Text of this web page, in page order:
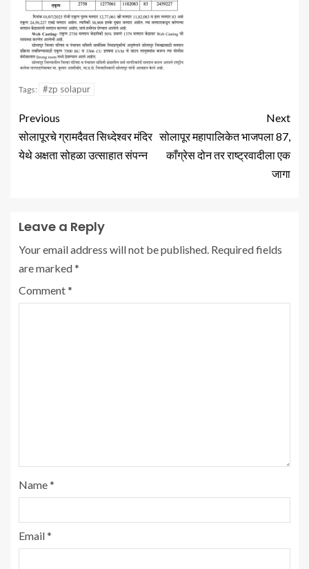
Tags: #zp solapur
Previous
सोलापूरचे ग्रामदैवत सिध्देश्वर मंदिर
येथे अक्षता सोहळा उत्साहात संपन्न
Next
सोलापूर महापालिकेत भाजपला 87,
काँग्रेस दोन तर राष्ट्रवादीला एक
जागा
Leave a Reply
Your email address will not be published. Required fields
are marked*
Comment*
Name*
Email*